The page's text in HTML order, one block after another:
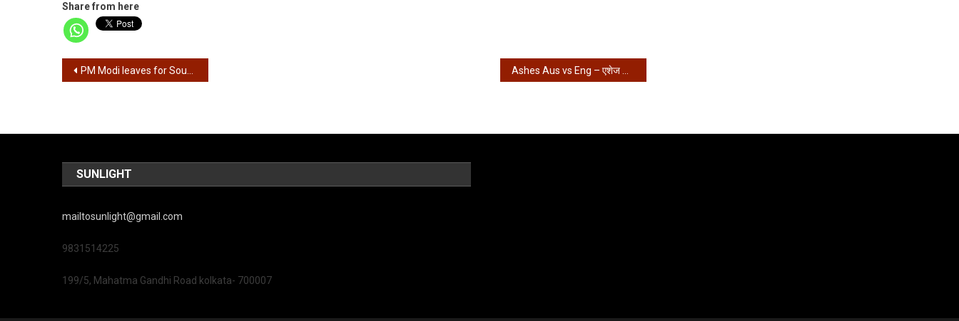
Share from here
Post
PM Modi leaves for South Africa to attend G20 summit – PM मोदी जी20 समिट के लिए दक्षिण अफ्रीका रवाना
SUNLIGHT
mailtosunlight@gmail.com
9831514225
199/5, Mahatma Gandhi Road kolkata- 700007